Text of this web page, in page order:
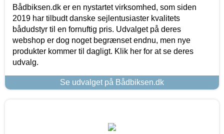
Bådbiksen.dk er en nystartet virksomhed, som siden
2019 har tilbudt danske sejlentusiaster kvalitets
bådudstyr til en fornuftig pris. Udvalget på deres
webshop er dog noget begrænset endnu, men nye
produkter kommer til dagligt. Klik her for at se deres
udvalg.
Se udvalget på Bådbiksen.dk